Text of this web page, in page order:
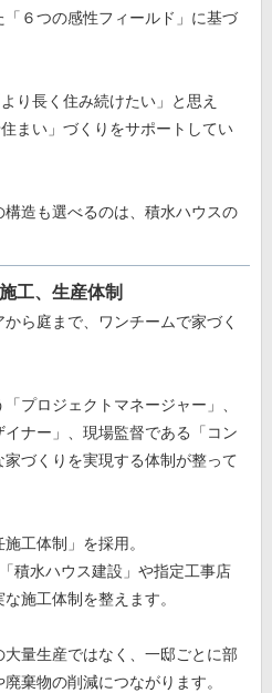
６つの感性フィールド」に基づ
り長く住み続けたい」と思え
まい」づくりをサポートしてい
造も選べるのは、積水ハウスの
工、生産体制
ら庭まで、ワンチームで家づく
プロジェクトマネージャー」、
ナー」、現場監督である「コン
づくりを実現する体制が整って
工体制」を採用。
積水ハウス建設」や指定工事店
施工体制を整えます。
量生産ではなく、一邸ごとに部
棄物の削減につながります。